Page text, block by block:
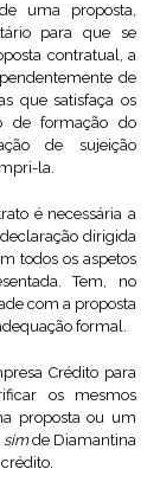
uma proposta,
para que se
contratual, a
de
que satisfaça os
de formação do
de sujeição
la.
é necessária a
dirigida
todos os aspetos
Tem, no
com a proposta
formal.
Crédito para
os mesmos
proposta ou um
simde Diamantina